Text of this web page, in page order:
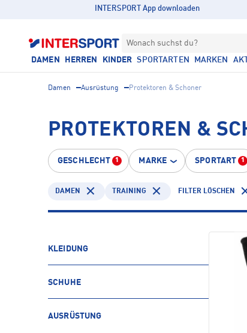
INTERSPORT App downloaden
Wonach suchst du?
DAMEN HERREN KINDER SPORTARTEN MARKEN
Damen Ausrüstung Protektoren & Schoner
PROTEKTOREN &
GESCHLECHT 1 MARKE SPORTART 1
DAMEN TRAINING FILTER LÖSCHEN
KLEIDUNG
SCHUHE
AUSRÜSTUNG